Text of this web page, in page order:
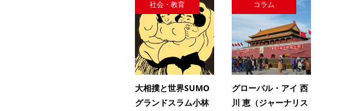
社会・教育
大相撲と世界SUMO
グランドスラム小林
コラム
グローバル・アイ 西
川 恵（ジャーナリス